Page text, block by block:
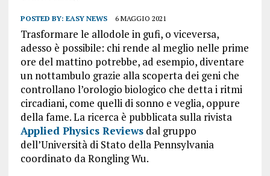
POSTED BY: EASY NEWS 6 MAGGIO 2021
Trasformare le allodole in gufi, o viceversa,
adesso è possibile: chi rende al meglio nelle prime
ore del mattino potrebbe, ad esempio, diventare
un nottambulo grazie alla scoperta dei geni che
controllano l’orologio biologico che detta i ritmi
circadiani, come quelli di sonno e veglia, oppure
della fame. La ricerca è pubblicata sulla rivista
Applied Physics Reviewsdal gruppo
dell’Università di Stato della Pennsylvania
coordinato da Rongling Wu.